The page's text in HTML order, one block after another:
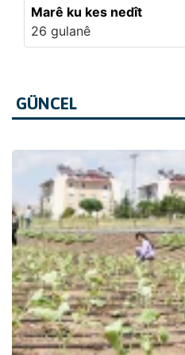
Marê ku kes nedît
26 gulanê
GÜNCEL